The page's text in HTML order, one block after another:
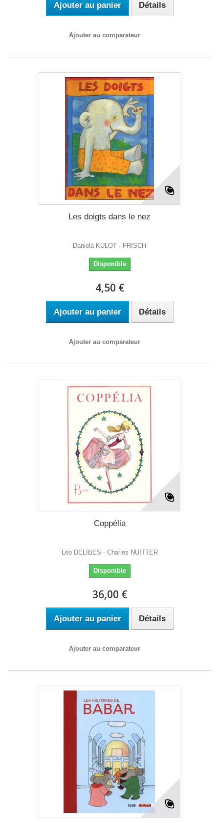
Ajouter au panier Détails
Ajouter au comparateur
Les doigts dans le nez
Daniela KULOT - FRISCH
Disponible
4,50 €
Ajouter au panier Détails
Ajouter au comparateur
Coppélia
Léo DELIBES - Charles NUITTER
Disponible
36,00 €
Ajouter au panier Détails
Ajouter au comparateur